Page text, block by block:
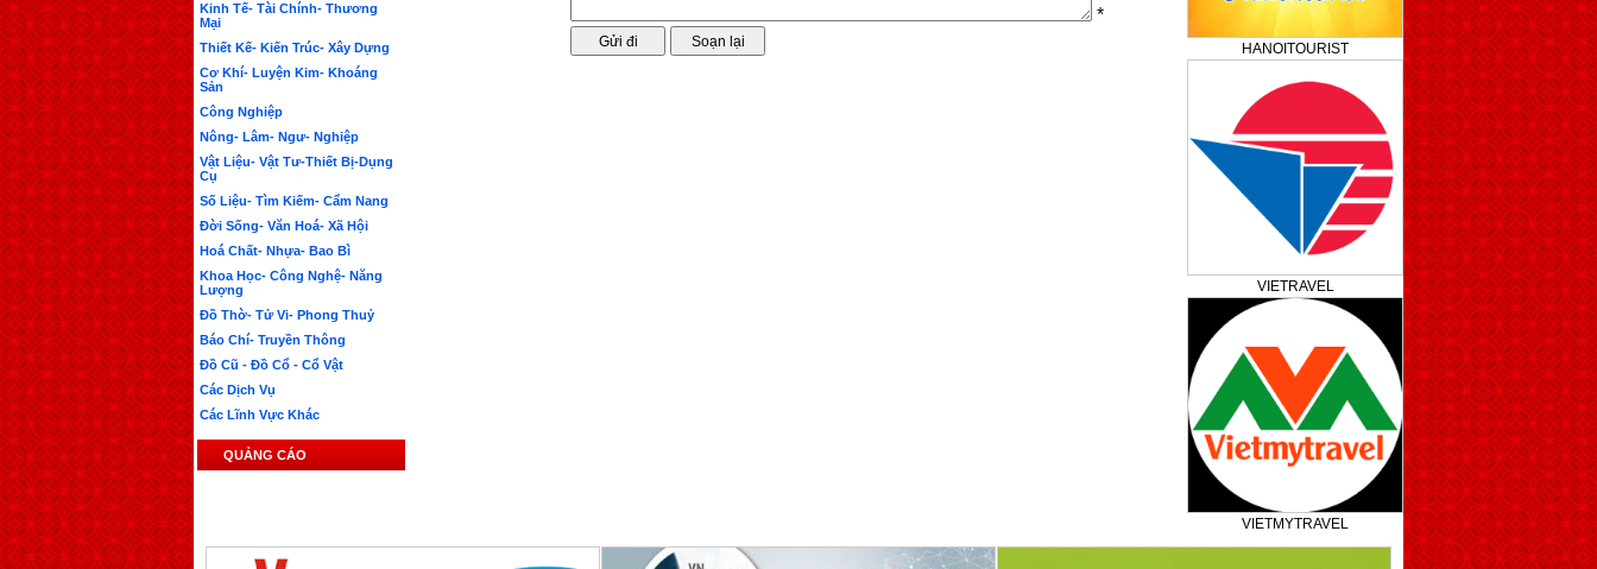
Kinh Tế- Tài Chính- Thương
Mại
Thiết Kế- Kiến Trúc- Xây Dựng
Cơ Khí- Luyện Kim- Khoáng
Sản
Công Nghiệp
Nông- Lâm- Ngư- Nghiệp
Vật Liệu- Vật Tư-Thiết Bị-Dụng
Cụ
Số Liệu- Tìm Kiếm- Cẩm Nang
Đời Sống- Văn Hoá- Xã Hội
Hoá Chất- Nhựa- Bao Bì
Khoa Học- Công Nghệ- Năng
Lượng
Đồ Thờ- Tử Vi- Phong Thuỷ
Báo Chí- Truyền Thông
Đồ Cũ - Đồ Cổ - Cổ Vật
Các Dịch Vụ
Các Lĩnh Vực Khác
QUẢNG CÁO
*
HANOITOURIST
VIETRAVEL
VIETMYTRAVEL